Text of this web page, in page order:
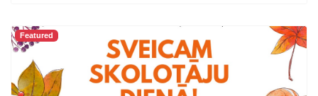
Featured